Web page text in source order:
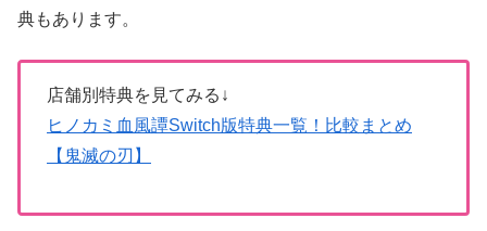
典もあります。
店舗別特典を見てみる↓
ヒノカミ血風譚Switch版特典一覧！比較まとめ
【鬼滅の刃】